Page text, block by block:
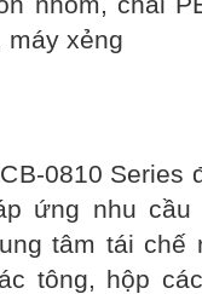
máy xẻng
0810 Series
ứng nhu
tâm tái chế
tông, hộp